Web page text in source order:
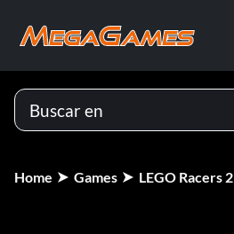
Home Games LEGO Racers 2